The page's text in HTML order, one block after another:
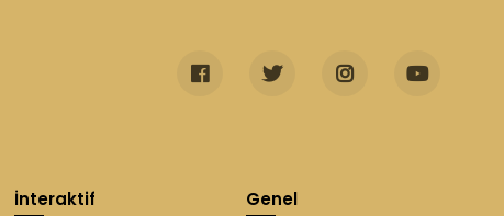
İnteraktif Genel